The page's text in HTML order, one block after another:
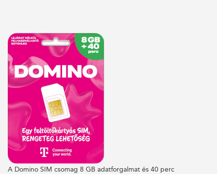
A Domino SIM csomag 8 GB adatforgalmat és 40 perc